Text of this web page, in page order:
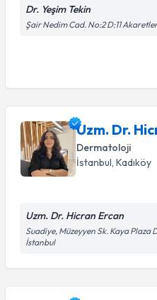
Dr. Yeşim Tekin
Şair Nedim Cad. No:2 D:11
Uzm. Dr.
Dermatoloji
İstanbul, Kadıköy
Uzm. Dr. Hicran Ercan
Suadiye, Müzeyyen Sk. Kaya Plaza
İstanbul